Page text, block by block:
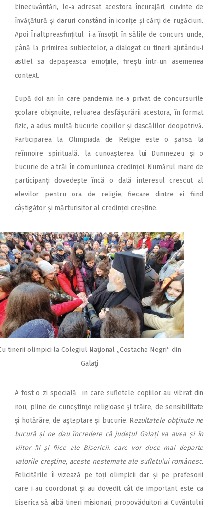
binecuvântări, le‑a adresat acestora încurajări, cuvinte de
învățătură și daruri constând în iconițe și cărți de rugăciuni.
Apoi Înaltpreasfințitul i‑a însoțit în sălile de concurs unde,
până la primirea subiectelor, a dialogat cu tinerii ajutându‑i
astfel să depășească emoțiile, firești într‑un asemenea
context.
După doi ani în care pandemia ne‑a privat de concursurile
școlare obișnuite, reluarea desfășurării acestora, în format
fizic, a adus multă bucurie copiilor și dascălilor deopotrivă.
Participarea la Olimpiada de Religie este o șansă la
reînnoire spirituală, la cunoașterea lui Dumnezeu și o
bucurie de a trăi în comuniunea credinței. Numărul mare de
participanți dovedește încă o dată interesul crescut al
elevilor pentru ora de religie, fiecare dintre ei fiind
câștigător și mărturisitor al credinței creștine.
tinerii olimpici la Colegiul Naţional „Costache Negri“ din
Galaţi
A fost o zi specială în care sufletele copiilor au vibrat din
nou, pline de cunoştinţe religioase şi trăire, de sensibilitate
şi hotărâre, de aşteptare şi bucurie. Rezultatele obținute ne
bucură și ne dau încredere că județul Galați va avea și în
viitor fii și fiice ale Bisericii, care vor duce mai departe
valorile creștine, aceste nestemate ale sufletului românesc.
Felicitările îi vizează pe toți olimpicii dar și pe profesorii
care i‑au coordonat și au dovedit cât de important este ca
Biserica să aibă tineri misionari, propovăduitori ai Cuvântului